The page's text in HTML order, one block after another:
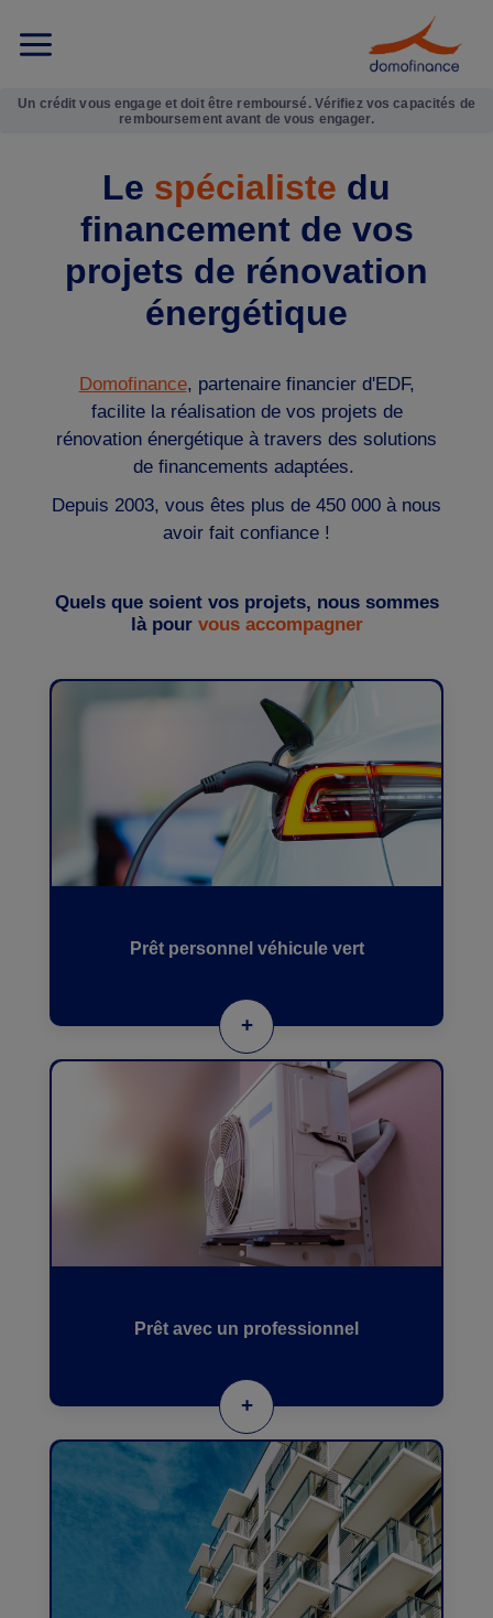
Un crédit vous engage et doit être remboursé. Vérifiez vos capacités de
remboursement avant de vous engager.
Le spécialiste du
financement de vos
projets de rénovation
énergétique
Domofinance, partenaire financier d'EDF,
facilite la réalisation de vos projets de
rénovation énergétique à travers des solutions
de financements adaptées.
Depuis 2003, vous êtes plus de 450 000 à nous
avoir fait confiance !
Quels que soient vos projets, nous sommes
là pour vous accompagner
Prêt personnel véhicule vert
+
Prêt avec un professionnel
+